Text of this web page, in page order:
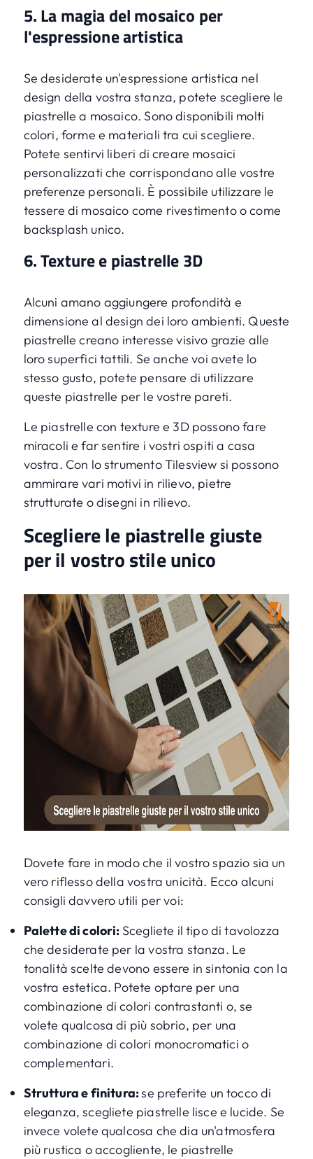
5. La magia del mosaico per
l'espressione artistica
Se desiderate un'espressione artistica nel
design della vostra stanza, potete scegliere le
piastrelle a mosaico. Sono disponibili molti
colori, forme e materiali tra cui scegliere.
Potete sentirvi liberi di creare mosaici
personalizzati che corrispondano alle vostre
preferenze personali. È possibile utilizzare le
tessere di mosaico come rivestimento o come
backsplash unico.
6. Texture e piastrelle 3D
Alcuni amano aggiungere profondità e
dimensione al design dei loro ambienti. Queste
piastrelle creano interesse visivo grazie alle
loro superfici tattili. Se anche voi avete lo
stesso gusto, potete pensare di utilizzare
queste piastrelle per le vostre pareti.
Le piastrelle con texture e 3D possono fare
miracoli e far sentire i vostri ospiti a casa
vostra. Con lostrumento Tilesview si possono
ammirare vari motivi in rilievo, pietre
strutturate o disegni in rilievo.
Scegliere le piastrelle giuste
per il vostro stile unico
Dovete fare in modo che il vostro spazio sia un
vero riflesso della vostra unicità. Ecco alcuni
consigli davvero utili per voi:
Palette di colori: Scegliete il tipo di tavolozza
che desiderate per la vostra stanza. Le
tonalità scelte devono essere in sintonia con la
vostra estetica. Potete optare per una
combinazione di colori contrastanti o, se
volete qualcosa di più sobrio, per una
combinazione di colori monocromatici o
complementari.
Struttura e finitura:se preferite un tocco di
eleganza, scegliete piastrelle lisce e lucide. Se
invece volete qualcosa che dia un'atmosfera
più rustica o accogliente, le piastrelle